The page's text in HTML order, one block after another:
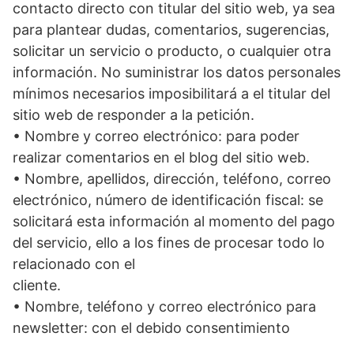
contacto directo con titular del sitio web, ya sea
para plantear dudas, comentarios, sugerencias,
solicitar un servicio o producto, o cualquier otra
información. No suministrar los datos personales
mínimos necesarios imposibilitará a el titular del
sitio web de responder a la petición.
• Nombre y correo electrónico: para poder
realizar comentarios en el blog del sitio web.
• Nombre, apellidos, dirección, teléfono, correo
electrónico, número de identificación fiscal: se
solicitará esta información al momento del pago
del servicio, ello a los fines de procesar todo lo
relacionado con el
cliente.
• Nombre, teléfono y correo electrónico para
newsletter: con el debido consentimiento